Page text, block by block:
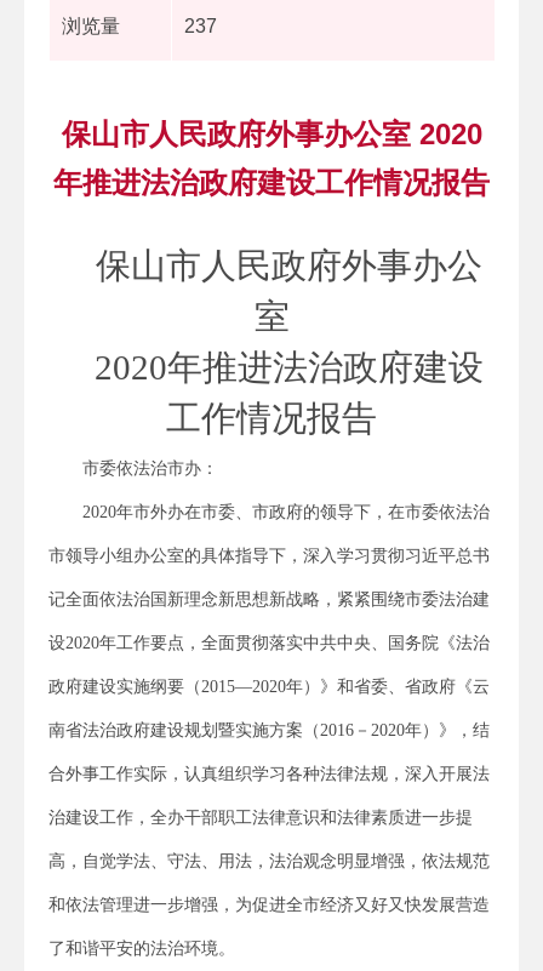
浏览量 237
保山市人民政府外事办公室 2020
年推进法治政府建设工作情况报告
保山市人民政府外事办公
室
2020年推进法治政府建设
工作情况报告
市委依法治市办：
2020年市外办在市委、市政府的领导下，在市委依法治
市领导小组办公室的具体指导下，深入学习贯彻习近平总书
记全面依法治国新理念新思想新战略，紧紧围绕市委法治建
设2020年工作要点，全面贯彻落实中共中央、国务院《法治
政府建设实施纲要（2015—2020年）》和省委、省政府《云
南省法治政府建设规划暨实施方案（2016－2020年）》，结
合外事工作实际，认真组织学习各种法律法规，深入开展法
治建设工作，全办干部职工法律意识和法律素质进一步提
高，自觉学法、守法、用法，法治观念明显增强，依法规范
和依法管理进一步增强，为促进全市经济又好又快发展营造
了和谐平安的法治环境。